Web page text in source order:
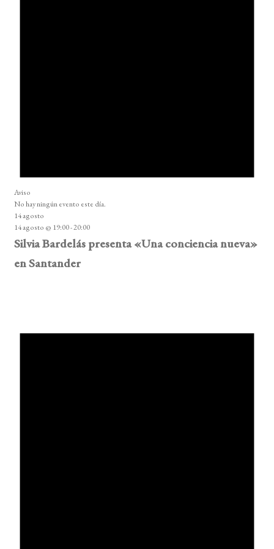
Aviso
No hay ningún evento este día.
14 agosto
14 agosto @ 19:00-20:00
Silvia Bardelás presenta «Una conciencia nueva»
en Santander